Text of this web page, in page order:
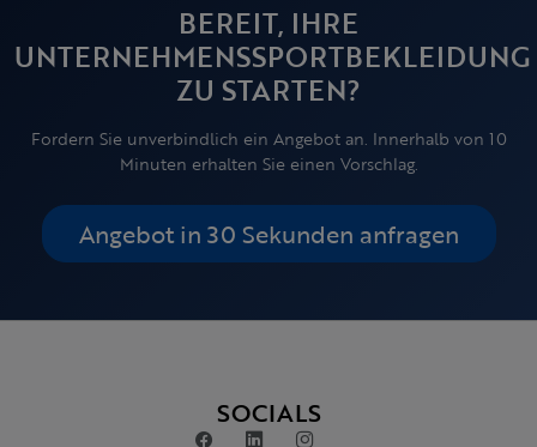
BEREIT, IHRE
UNTERNEHMENSSPORTBEKLEIDUNG
ZU STARTEN?
Fordern Sie unverbindlich ein Angebot an. Innerhalb von 10
Minuten erhalten Sie einen Vorschlag.
Angebot in 30 Sekunden anfragen
SOCIALS